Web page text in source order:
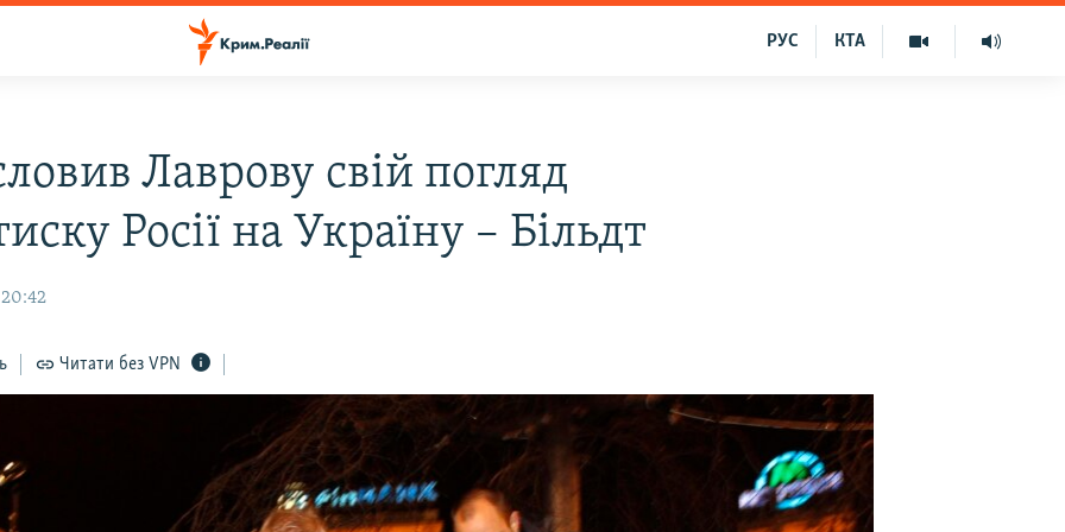
КТА
РУС
Лаврову свій погляд
Росії на Україну – Більдт
20:42
Читати без VPN